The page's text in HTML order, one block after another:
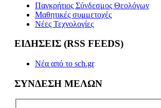
Παγκρήτιος Σύνδεσμος Θεολόγων
Μαθητικές συμμετοχές
Νέες Τεχνολογίες
ΕΙΔΗΣΕΙΣ (RSS FEEDS)
Νέα από το sch.gr
ΣΥΝΔΕΣΗ ΜΕΛΩΝ